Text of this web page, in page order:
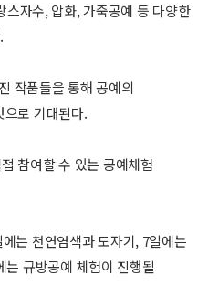
자수, 압화, 가죽공예 등 다양한
작품들을 통해 공예의
으로 기대된다.
참여할 수 있는 공예체험
는 천연염색과 도자기, 7일에는
규방공예 체험이 진행될